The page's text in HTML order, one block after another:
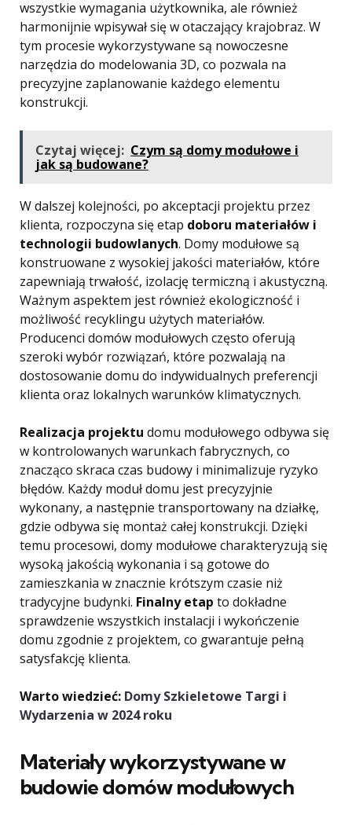
wszystkie wymagania użytkownika, ale również
harmonijnie wpisywał się w otaczający krajobraz. W
tym procesie wykorzystywane są nowoczesne
narzędzia do modelowania 3D, co pozwala na
precyzyjne zaplanowanie każdego elementu
konstrukcji.
Czytaj więcej: Czym są domy modułowe i
jak są budowane?
W dalszej kolejności, po akceptacji projektu przez
klienta, rozpoczyna się etap doboru materiałów i
technologii budowlanych. Domy modułowe są
konstruowane z wysokiej jakości materiałów, które
zapewniają trwałość, izolację termiczną i akustyczną.
Ważnym aspektem jest również ekologiczność i
możliwość recyklingu użytych materiałów.
Producenci domów modułowych często oferują
szeroki wybór rozwiązań, które pozwalają na
dostosowanie domu do indywidualnych preferencji
klienta oraz lokalnych warunków klimatycznych.
Realizacja projektu domu modułowego odbywa się
w kontrolowanych warunkach fabrycznych, co
znacząco skraca czas budowy i minimalizuje ryzyko
błędów. Każdy moduł domu jest precyzyjnie
wykonany, a następnie transportowany na działkę,
gdzie odbywa się montaż całej konstrukcji. Dzięki
temu procesowi, domy modułowe charakteryzują się
wysoką jakością wykonania i są gotowe do
zamieszkania w znacznie krótszym czasie niż
tradycyjne budynki. Finalny etap to dokładne
sprawdzenie wszystkich instalacji i wykończenie
domu zgodnie z projektem, co gwarantuje pełną
satysfakcję klienta.
Warto wiedzieć: Domy Szkieletowe Targi i
Wydarzenia w 2024 roku
Materiały wykorzystywane w
budowie domów modułowych